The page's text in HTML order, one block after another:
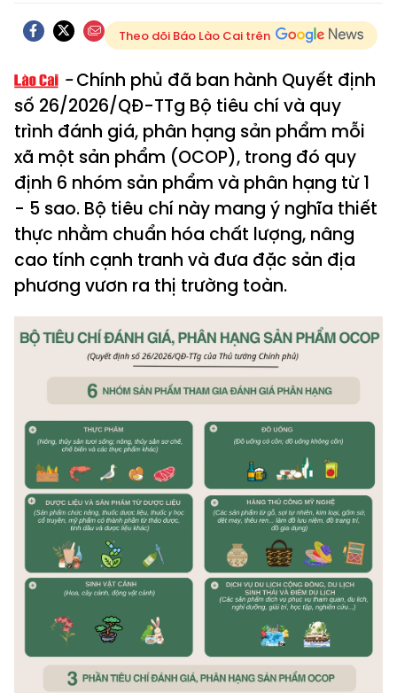
Theo dõi Báo Lào Cai trên
Chính phủ đã ban hành Quyết định
số 26/2026/QĐ-TTg Bộ tiêu chí và quy
trình đánh giá, phân hạng sản phẩm mỗi
xã một sản phẩm (OCOP), trong đó quy
định 6 nhóm sản phẩm và phân hạng từ 1
- 5 sao. Bộ tiêu chí này mang ý nghĩa thiết
thực nhằm chuẩn hóa chất lượng, nâng
cao tính cạnh tranh và đưa đặc sản địa
phương vươn ra thị trường toàn.